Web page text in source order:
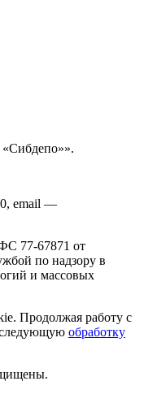
email —
77-67871 от
по надзору в
и массовых
Продолжая работу с
обработку